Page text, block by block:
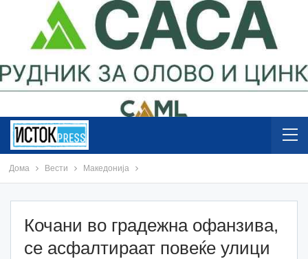
Дома Вести Македонија
Кочани во градежна офанзива,
се асфалтираат повеќе улици